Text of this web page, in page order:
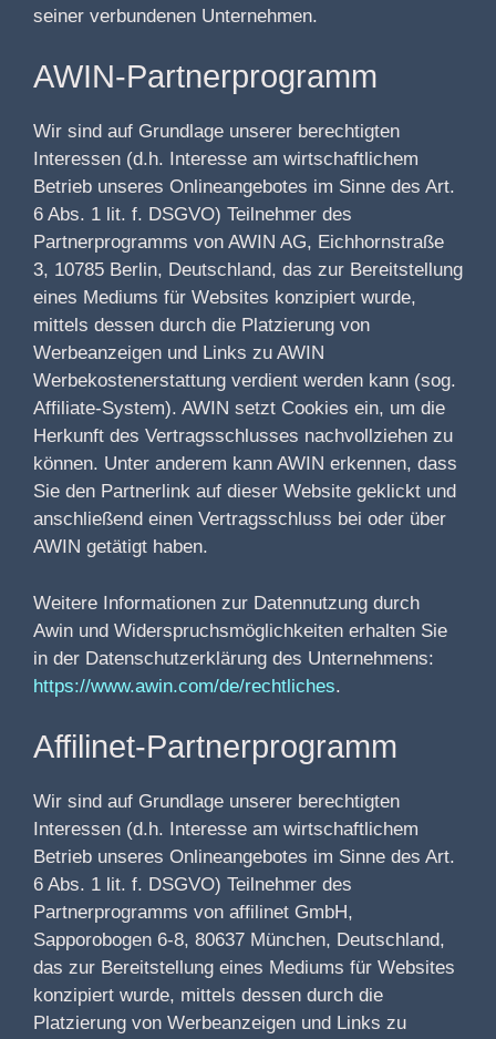
seiner verbundenen Unternehmen.
AWIN-Partnerprogramm
Wir sind auf Grundlage unserer berechtigten
Interessen (d.h. Interesse am wirtschaftlichem
Betrieb unseres Onlineangebotes im Sinne des Art.
6 Abs. 1 lit. f. DSGVO) Teilnehmer des
Partnerprogramms von AWIN AG, Eichhornstraße
3, 10785 Berlin, Deutschland, das zur Bereitstellung
eines Mediums für Websites konzipiert wurde,
mittels dessen durch die Platzierung von
Werbeanzeigen und Links zu AWIN
Werbekostenerstattung verdient werden kann (sog.
Affiliate-System). AWIN setzt Cookies ein, um die
Herkunft des Vertragsschlusses nachvollziehen zu
können. Unter anderem kann AWIN erkennen, dass
Sie den Partnerlink auf dieser Website geklickt und
anschließend einen Vertragsschluss bei oder über
AWIN getätigt haben.
Weitere Informationen zur Datennutzung durch
Awin und Widerspruchsmöglichkeiten erhalten Sie
in der Datenschutzerklärung des Unternehmens:
https://www.awin.com/de/rechtliches.
Affilinet-Partnerprogramm
Wir sind auf Grundlage unserer berechtigten
Interessen (d.h. Interesse am wirtschaftlichem
Betrieb unseres Onlineangebotes im Sinne des Art.
6 Abs. 1 lit. f. DSGVO) Teilnehmer des
Partnerprogramms von affilinet GmbH,
Sapporobogen 6-8, 80637 München, Deutschland,
das zur Bereitstellung eines Mediums für Websites
konzipiert wurde, mittels dessen durch die
Platzierung von Werbeanzeigen und Links zu